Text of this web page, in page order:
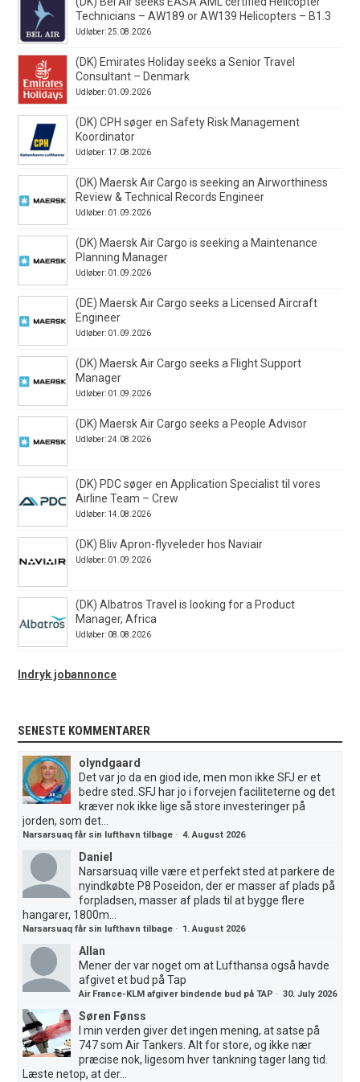
Technicians – AW189 or AW139 Helicopters – B1.3
Udløber: 25.08.2026
(DK) Emirates Holiday seeks a Senior Travel
Consultant – Denmark
Udløber: 01.09.2026
(DK) CPH søger en Safety Risk Management
Koordinator
Udløber: 17.08.2026
(DK) Maersk Air Cargo is seeking an Airworthiness
Review & Technical Records Engineer
Udløber: 01.09.2026
(DK) Maersk Air Cargo is seeking a Maintenance
Planning Manager
Udløber: 01.09.2026
(DE) Maersk Air Cargo seeks a Licensed Aircraft
Engineer
Udløber: 01.09.2026
(DK) Maersk Air Cargo seeks a Flight Support
Manager
Udløber: 01.09.2026
(DK) Maersk Air Cargo seeks a People Advisor
Udløber: 24.08.2026
(DK) PDC søger en Application Specialist til vores
Airline Team – Crew
Udløber: 14.08.2026
(DK) Bliv Apron-flyveleder hos Naviair
Udløber: 01.09.2026
(DK) Albatros Travel is looking for a Product
Manager, Africa
Udløber: 08.08.2026
Indryk jobannonce
SENESTE KOMMENTARER
olyndgaard
Det var jo da en giod ide, men mon ikke SFJ er et
bedre sted..SFJ har jo i forvejen faciliteterne og det
kræver nok ikke lige så store investeringer på
jorden, som det...
Narsarsuaq får sin lufthavn tilbage ·4. August 2026
Daniel
Narsarsuaq ville være et perfekt sted at parkere de
nyindkøbte P8 Poseidon, der er masser af plads på
forpladsen, masser af plads til at bygge flere
hangarer, 1800m...
Narsarsuaq får sin lufthavn tilbage · 1. August 2026
Allan
Mener der var noget om at Lufthansa også havde
afgivet et bud på Tap
Air France-KLM afgiver bindende bud på TAP ·30. July 2026
Søren Fønss
I min verden giver det ingen mening, at satse på
747 som Air Tankers. Alt for store, og ikke nær
præcise nok, ligesom hver tankning tager lang tid.
Læste netop, at der...